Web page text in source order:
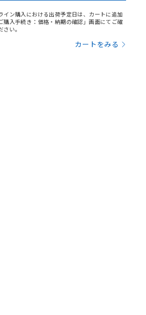
イン購入における出荷予定日は、カートに追加
購入手続き：価格・納期の確認」画面にてご確
さい。
カートをみる